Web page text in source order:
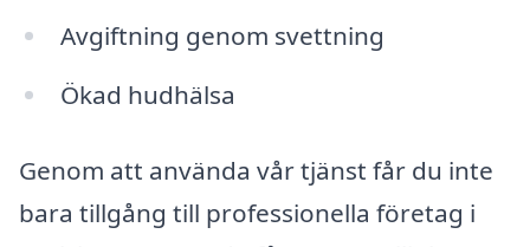
Avgiftning genom svettning
Ökad hudhälsa
Genom att använda vår tjänst får du inte
bara tillgång till professionella företag i